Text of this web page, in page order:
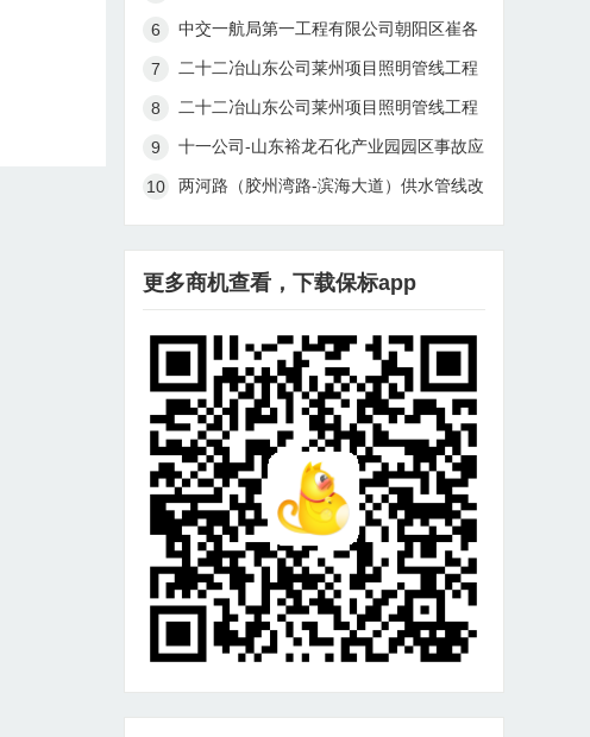
线珠江道站燃气管线迁改及连头工程
中交一航局第一工程有限公司朝阳区崔各
庄乡黑桥村、南皋村棚户区改造土地开发
程施工项目混凝土检查井采购招标公告
二十二冶山东公司莱州项目照明管线工程
（一标段）招标书第045号
二十二冶山东公司莱州项目照明管线工程
（二标段）招标书第046号
十一公司-山东裕龙石化产业园园区事故应
急设施(2#岛事故水池及事故水管线)工程
两河路（胶州湾路-滨海大道）供水管线改
更多商机查看，下载保标app